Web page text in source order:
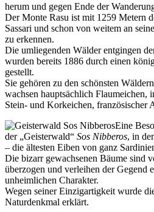
herum und gegen Ende der
Der Monte Rasu ist mit 1259 Metern
Sassari und schon von weitem an
zu erkennen.
Die umliegenden Wälder entgingen
wurden bereits 1886 durch einen
gestellt.
Sie gehören zu den schönsten
wachsen hauptsächlich Flaumeichen,
Stein- und Korkeichen, französischer
Eine
der „Geisterwald“ Sos Nibberos, in
– die ältesten Eiben von ganz
Die bizarr gewachsenen Bäume sind
überzogen und verleihen der Gegend
unheimlichen Charakter.
Wegen seiner Einzigartigkeit wurde
Naturdenkmal erklärt.